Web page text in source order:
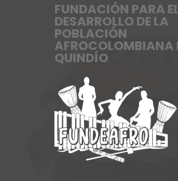
FUNDACIÓN PARA
DESARROLLO DE LA
POBLACIÓN
AFROCOLOMBIANA
QUINDÍO